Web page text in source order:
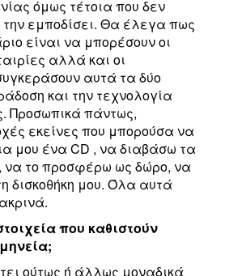
όμως τέτοια που δεν
την εμποδίσει. Θα έλεγα πως
είναι να μπορέσουν οι
αλλά και οι
αυτά τα δύο
και την τεχνολογία
Προσωπικά πάντως,
εκείνες που μπορούσα να
μου ένα CD , να διαβάσω τα
να το προσφέρω ως δώρο, να
δισκοθήκη μου. Όλα αυτά
που καθιστούν
ούτως ή άλλως μοναδικά